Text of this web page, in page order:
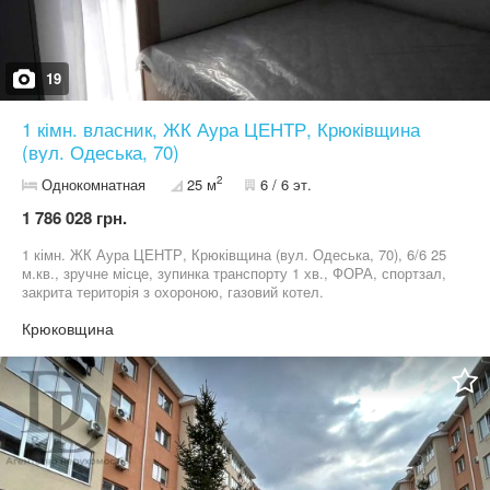
Працюємо без вихідних, 7 днів на тиждень! Телефонуйте!
19
1 кімн. власник, ЖК Аура ЦЕНТР, Крюківщина
(вул. Одеська, 70)
Однокомнатная 25 м2 6 / 6 эт.
1 786 028 грн.
1 кімн. ЖК Аура ЦЕНТР, Крюківщина (вул. Одеська, 70), 6/6 25
м.кв., зручне місце, зупинка транспорту 1 хв., ФОРА, спортзал,
закрита територія з охороною, газовий котел.
Крюковщина